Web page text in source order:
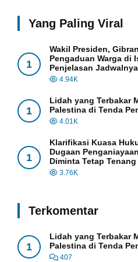
Yang Paling Viral
1
Wakil Presiden,
Pengaduan Warga di
Penjelasan Jadwalnya
4.94K
1
Lidah yang Terbakar
Palestina di Tenda
4.01K
1
Klarifikasi Kuasa
Dugaan
Diminta Tetap Tenang
3.76K
Terkomentar
1
Lidah yang Terbakar
Palestina di Tenda
407